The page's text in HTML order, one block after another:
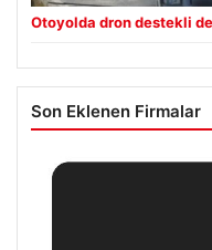
Otoyolda dron destekli
Son Eklenen Firmalar